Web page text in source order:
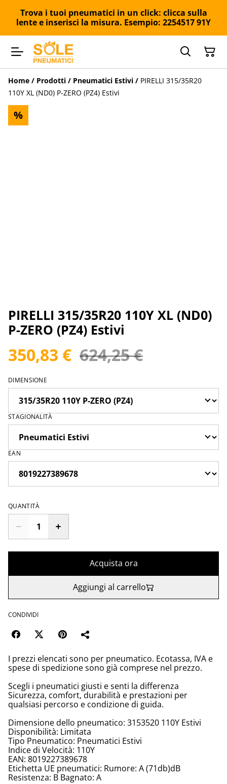
Trova i tuoi pneumatici in un click: clicca sulla
lente e inserisci la misura. Esempio: 2254517 91Y
Home / Prodotti / Pneumatici Estivi / PIRELLI 315/35R20
110Y XL (ND0) P-ZERO (PZ4) Estivi
%
PIRELLI 315/35R20 110Y XL (ND0)
P-ZERO (PZ4) Estivi
350,83 € 624,25 €
DIMENSIONE
STAGIONALITÀ
EAN
QUANTITÀ
Acquista ora
Aggiungi al carrello
CONDIVIDI
I prezzi elencati sono per pneumatico. Ecotassa, IVA e
spese di spedizione sono già comprese nel prezzo.
Scegli i pneumatici giusti e senti la differenza
Sicurezza, comfort, durabilità e prestazioni per
qualsiasi percorso e condizione di guida.
Dimensione dello pneumatico: 3153520 110Y Estivi
Disponibilità: Limitata
Tipo Pneumatico: Pneumatici Estivi
Indice di Velocità: 110Y
EAN: 8019227389678
Etichetta UE pneumatici: Rumore: A (71db)dB
Resistenza: B Bagnato: A